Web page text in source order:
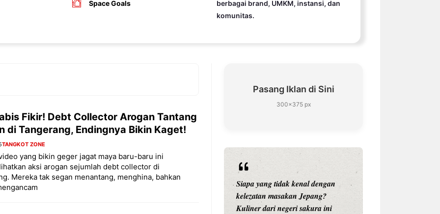
Space Goals
berbagai brand, UMKM, instansi, dan
komunitas.
Fikir! Debt Collector Arogan Tantang
di Tangerang, Endingnya Bikin Kaget!
TANGKOT ZONE
yang bikin geger jagat maya baru-baru ini
aksi arogan sejumlah debt collector di
Mereka tak segan menantang, menghina, bahkan
Pasang Iklan di Sini
300×375 px
pergantian
all you can
Pernah gak sih kamu mulai
Siapa yang tidak kenal dengan
kelezatan masakan Jepang?
Kuliner dari negeri sakura ini